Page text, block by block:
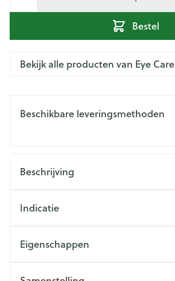
Bestel
Bekijk alle producten van Eye Care
Beschikbare leveringsmethoden
Beschrijving
Indicatie
Eigenschappen